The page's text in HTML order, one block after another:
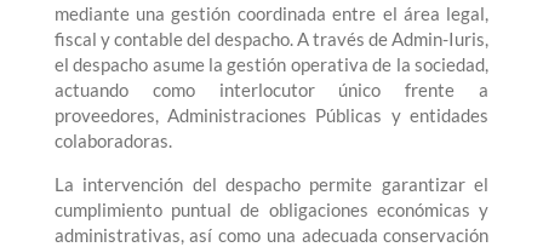
mediante una gestión coordinada entre el área legal,
fiscal y contable del despacho. A través de Admin-Iuris,
el despacho asume la gestión operativa de la sociedad,
actuando como interlocutor único frente a
proveedores, Administraciones Públicas y entidades
colaboradoras.
La intervención del despacho permite garantizar el
cumplimiento puntual de obligaciones económicas y
administrativas, así como una adecuada conservación